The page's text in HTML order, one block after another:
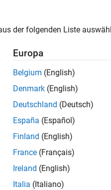
der folgenden Liste
Europa
Belgium (English)
Denmark (English)
Deutschland (Deutsch)
España (Español)
Finland (English)
France (Français)
Ireland (English)
Italia (Italiano)